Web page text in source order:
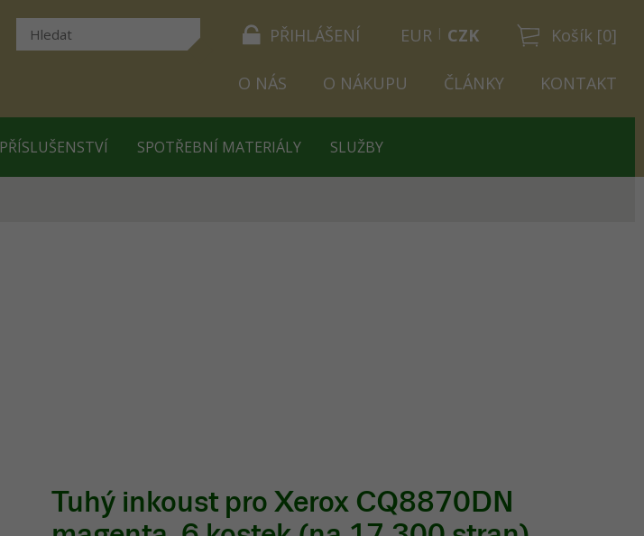
PŘIHLÁŠENÍ Košík [0]
EUR CZK
O NÁS O NÁKUPU ČLÁNKY KONTAKT
PŘÍSLUŠENSTVÍ SPOTŘEBNÍ MATERIÁLY SLUŽBY
Tuhý inkoust pro Xerox CQ8870DN